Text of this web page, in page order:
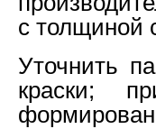
с толщиной
Уточнить
краски;